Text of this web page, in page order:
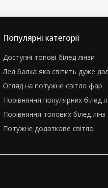
Популярні категорії
Доступні топові білед лінзи
Лед балка яка світить дуже
Огляд на потужне світло фар
Порівняння популярних білед
Порівняння топових білед лінз
Потужне додаткове світло